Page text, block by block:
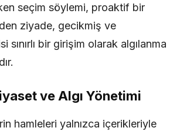
seçim söylemi, proaktif bir
ziyade, gecikmiş ve
sınırlı bir girişim olarak algılanma
ve Algı Yönetimi
hamleleri yalnızca içerikleriyle